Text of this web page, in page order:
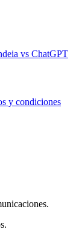
vs ChatGPT
y condiciones